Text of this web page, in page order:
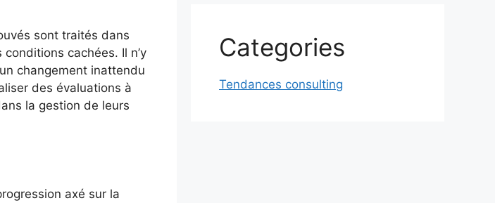
sont traités dans
cachées. Il n’y
changement inattendu
des évaluations à
la gestion de leurs
axé sur la
Categories
Tendances consulting